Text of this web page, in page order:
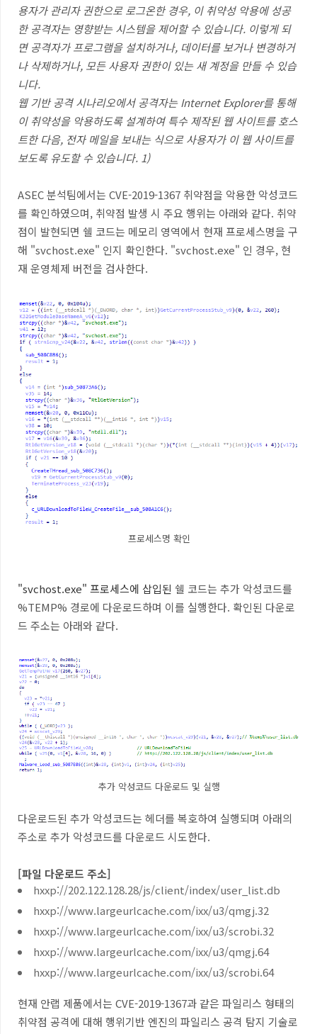
용자가 관리자 권한으로 로그온한 경우, 이 취약성 악용에 성공
한 공격자는 영향받는 시스템을 제어할 수 있습니다. 이렇게 되
면 공격자가 프로그램을 설치하거나, 데이터를 보거나 변경하거
나 삭제하거나, 모든 사용자 권한이 있는 새 계정을 만들 수 있습
니다.
웹 기반 공격 시나리오에서 공격자는 Internet Explorer를 통해
이 취약성을 악용하도록 설계하여 특수 제작된 웹 사이트를 호스
트한 다음, 전자 메일을 보내는 식으로 사용자가 이 웹 사이트를
보도록 유도할 수 있습니다. 1)
ASEC 분석팀에서는 CVE-2019-1367 취약점을 악용한 악성코드
를 확인하였으며, 취약점 발생 시 주요 행위는 아래와 같다. 취약
점이 발현되면 쉘 코드는 메모리 영역에서 현재 프로세스명을 구
해 "svchost.exe" 인지 확인한다. "svchost.exe" 인 경우, 현
재 운영체제 버전을 검사한다.
프로세스명 확인
"svchost.exe" 프로세스에 삽입된 쉘 코드는 추가 악성코드를
%TEMP% 경로에 다운로드하며 이를 실행한다. 확인된 다운로
드 주소는 아래와 같다.
추가 악성코드 다운로드 및 실행
다운로드된 추가 악성코드는 헤더를 복호하여 실행되며 아래의
주소로 추가 악성코드를 다운로드 시도한다.
[파일 다운로드 주소]
hxxp://202.122.128.28/js/client/index/user_list.db
hxxp://www.largeurlcache.com/ixx/u3/qmgj.32
hxxp://www.largeurlcache.com/ixx/u3/scrobi.32
hxxp://www.largeurlcache.com/ixx/u3/qmgj.64
hxxp://www.largeurlcache.com/ixx/u3/scrobi.64
현재 안랩 제품에서는 CVE-2019-1367과 같은 파일리스 형태의
취약점 공격에 대해 행위기반 엔진의 파일리스 공격 탐지 기술로